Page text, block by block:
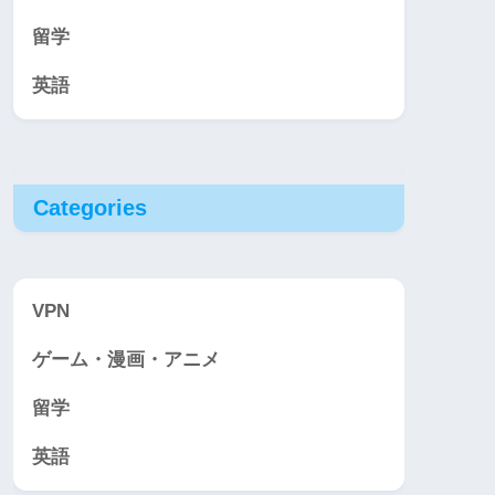
留学
英語
Categories
VPN
ゲーム・漫画・アニメ
留学
英語